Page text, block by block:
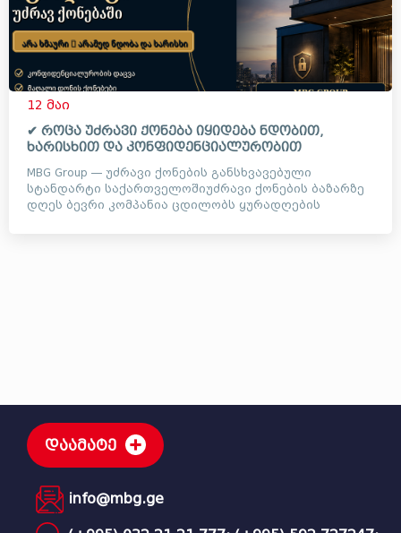
12 მაი
✔ როცა უძრავი ქონება იყიდება ნდობით,
ხარისხით და კონფიდენციალურობით
MBG Group — უძრავი ქონების განსხვავებული
სტანდარტი საქართველოშიუძრავი ქონების ბაზარზე
დღეს ბევრი კომპანია ცდილობს ყურადღების
დაამატე
info@mbg.ge